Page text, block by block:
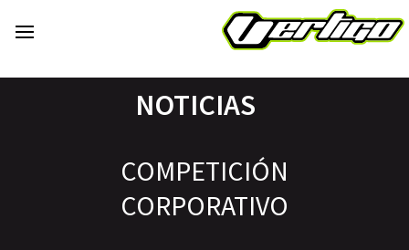
NOTICIAS
COMPETICIÓN
CORPORATIVO